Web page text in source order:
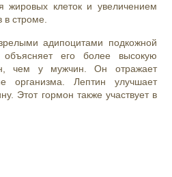
жировых клеток и увеличением
в строме.
адипоцитами подкожной
объясняет его более высокую
чем у мужчин. Он отражает
организма. Лептин улучшает
Этот гормон также участвует в